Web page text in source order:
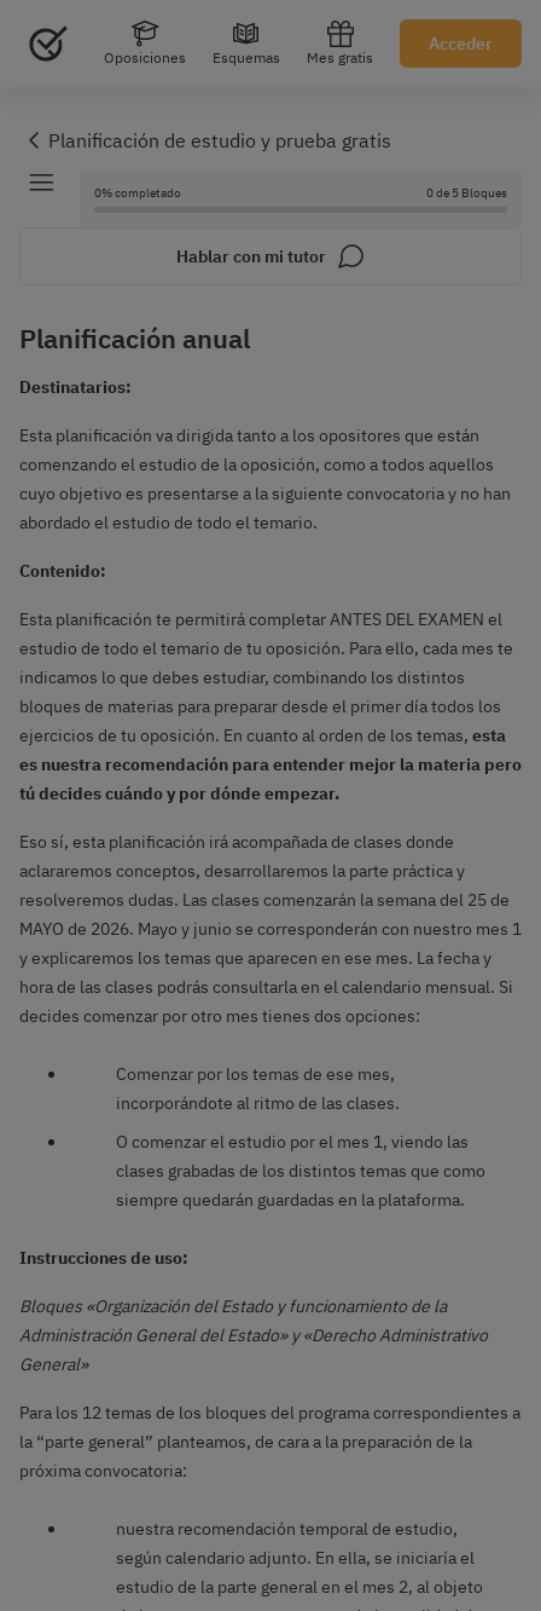
Oposiciones Esquemas Mes gratis
Acceder
0% completado 0 de 5 Bloques
Hablar con mi tutor
Planificación anual
Destinatarios:
Esta planificación va dirigida tanto a los opositores que están
comenzando el estudio de la oposición, como a todos aquellos
cuyo objetivo es presentarse a la siguiente convocatoria y no han
abordado el estudio de todo el temario.
Contenido:
Esta planificación te permitirá completar ANTES DEL EXAMEN el
estudio de todo el temario de tu oposición. Para ello, cada mes te
indicamos lo que debes estudiar, combinando los distintos
bloques de materias para preparar desde el primer día todos los
ejercicios de tu oposición. En cuanto al orden de los temas, esta
es nuestra recomendación para entender mejor la materia pero
tú decides cuándo y por dónde empezar.
Eso sí, esta planificación irá acompañada de clases donde
aclararemos conceptos, desarrollaremos la parte práctica y
resolveremos dudas. Las clases comenzarán la semana del 25 de
MAYO de 2026. Mayo y junio se corresponderán con nuestro mes 1
y explicaremos los temas que aparecen en ese mes. La fecha y
hora de las clases podrás consultarla en el calendario mensual. Si
decides comenzar por otro mes tienes dos opciones:
Comenzar por los temas de ese mes,
incorporándote al ritmo de las clases.
O comenzar el estudio por el mes 1, viendo las
clases grabadas de los distintos temas que como
siempre quedarán guardadas en la plataforma.
Instrucciones de uso:
Bloques «Organización del Estado y funcionamiento de la
Administración General del Estado» y «Derecho Administrativo
General»
Para los 12 temas de los bloques del programa correspondientes a
la “parte general” planteamos, de cara a la preparación de la
próxima convocatoria:
nuestra recomendación temporal de estudio,
según calendario adjunto. En ella, se iniciaría el
estudio de la parte general en el mes 2, al objeto